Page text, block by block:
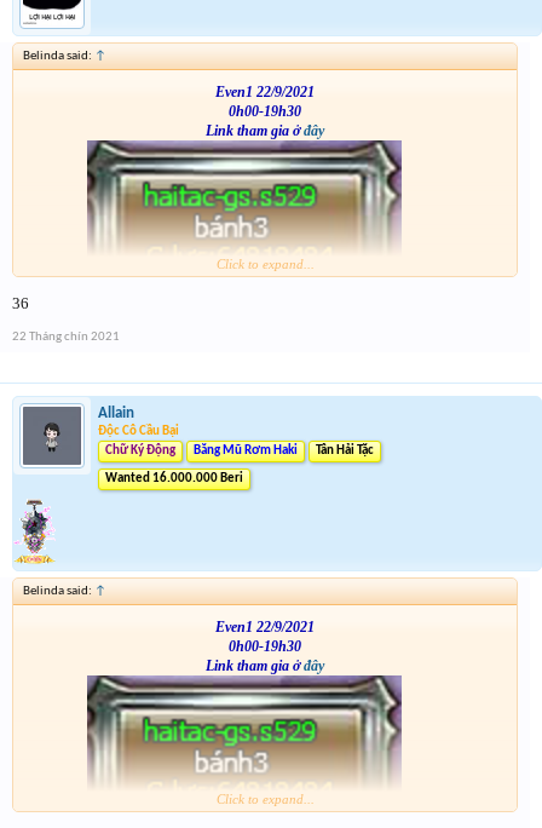
Belinda said: ↑
Even1 22/9/2021
0h00-19h30
Link tham gia ở đây
Click to expand...
36
22 Tháng chín 2021
Allain
Độc Cô Cầu Bại
Chữ Ký Động
Băng Mũ Rơm Haki Tân Hải Tặc
Wanted 16.000.000 Beri
Belinda said: ↑
Even1 22/9/2021
0h00-19h30
Link tham gia ở đây
Click to expand...